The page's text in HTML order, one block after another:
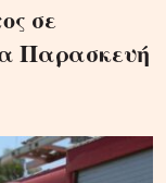
σε
Παρασκευή